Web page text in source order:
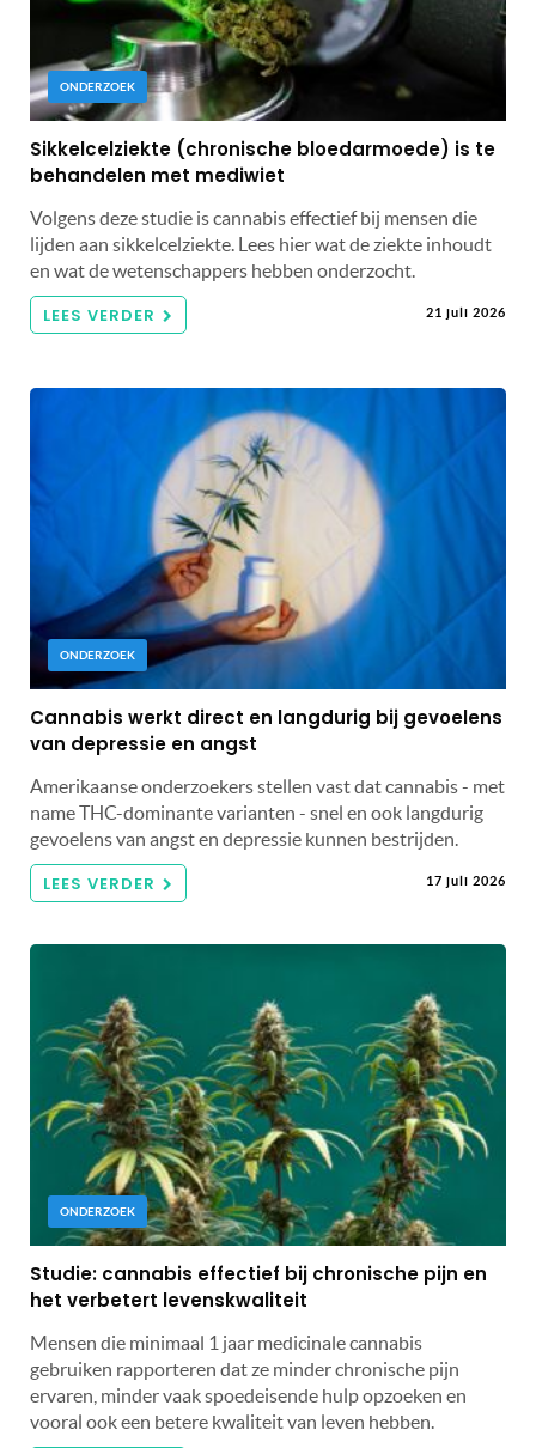
ONDERZOEK
Sikkelcelziekte (chronische bloedarmoede) is te
behandelen met mediwiet
Volgens deze studie is cannabis effectief bij mensen die
lijden aan sikkelcelziekte. Lees hier wat de ziekte inhoudt
en wat de wetenschappers hebben onderzocht.
LEES VERDER 21 juli 2026
ONDERZOEK
Cannabis werkt direct en langdurig bij gevoelens
van depressie en angst
Amerikaanse onderzoekers stellen vast dat cannabis - met
name THC-dominante varianten - snel en ook langdurig
gevoelens van angst en depressie kunnen bestrijden.
LEES VERDER 17 juli 2026
ONDERZOEK
Studie: cannabis effectief bij chronische pijn en
het verbetert levenskwaliteit
Mensen die minimaal 1 jaar medicinale cannabis
gebruiken rapporteren dat ze minder chronische pijn
ervaren, minder vaak spoedeisende hulp opzoeken en
vooral ook een betere kwaliteit van leven hebben.